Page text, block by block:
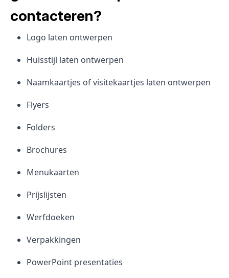
contacteren?
Logo laten ontwerpen
Huisstijl laten ontwerpen
Naamkaartjes of visitekaartjes laten ontwerpen
Flyers
Folders
Brochures
Menukaarten
Prijslijsten
Werfdoeken
Verpakkingen
PowerPoint presentaties